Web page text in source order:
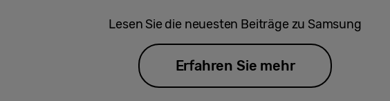
Lesen Sie die neuesten Beiträge zu Samsung
Erfahren Sie mehr